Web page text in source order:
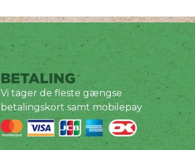
BETALING
Vi tager de fleste gængse
betalingskort samt mobilepay